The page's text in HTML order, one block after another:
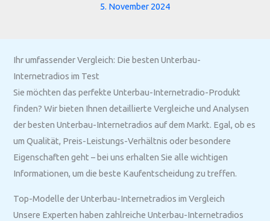
5. November 2024
Ihr umfassender Vergleich: Die besten Unterbau-
Internetradios im Test
Sie möchten das perfekte Unterbau-Internetradio-Produkt
finden? Wir bieten Ihnen detaillierte Vergleiche und Analysen
der besten Unterbau-Internetradios auf dem Markt. Egal, ob es
um Qualität, Preis-Leistungs-Verhältnis oder besondere
Eigenschaften geht – bei uns erhalten Sie alle wichtigen
Informationen, um die beste Kaufentscheidung zu treffen.
Top-Modelle der Unterbau-Internetradios im Vergleich
Unsere Experten haben zahlreiche Unterbau-Internetradios